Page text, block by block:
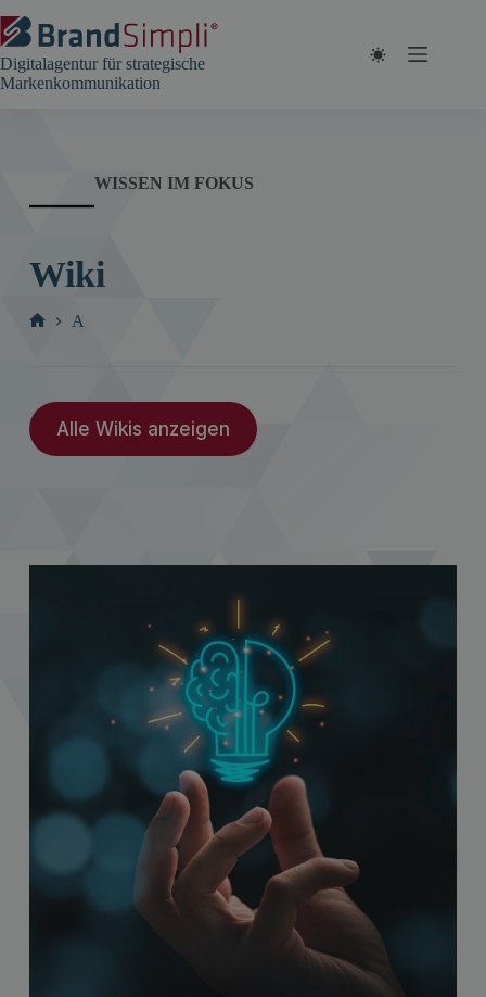
Inhalt
springen
Digitalagentur für strategische
Markenkommunikation
WISSEN IM FOKUS
Wiki
A
Alle Wikis anzeigen